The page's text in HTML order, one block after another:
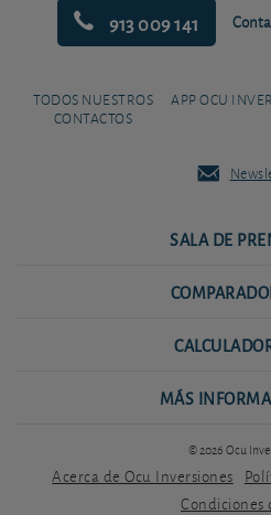
913 009 141
TODOS NUESTROS
CONTACTOS
APP OCU
SALA DE
MÁS
© 2026 Ocu
Acerca de Ocu Inversiones
Condiciones